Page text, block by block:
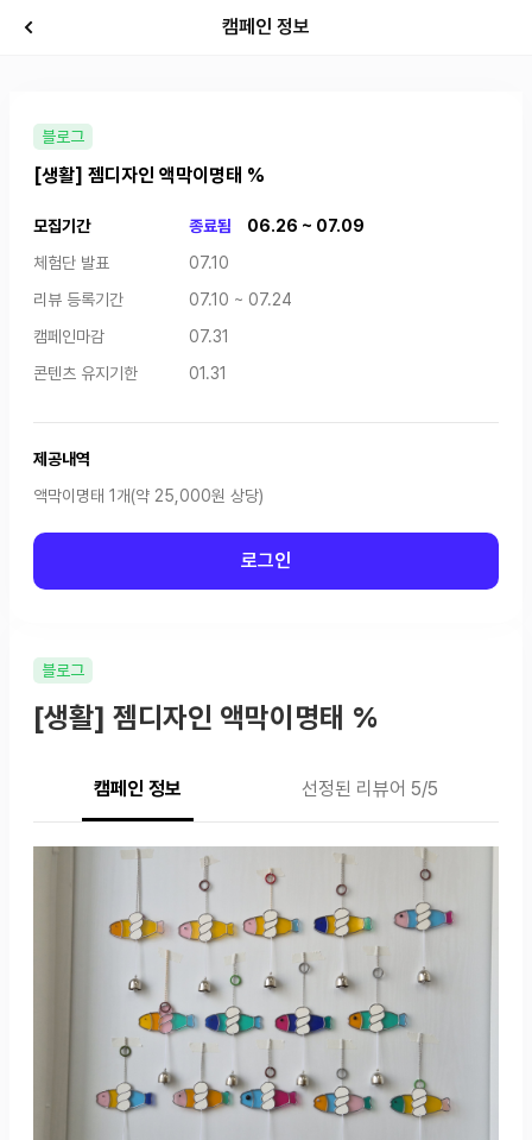
캠페인 정보
블로그
[생활] 젬디자인 액막이명태 %
캠페인 정보 선정된 리뷰어 5/5
블로그
[생활] 젬디자인 액막이명태 %
모집기간 종료됨
06.26 ~ 07.09
체험단 발표
07.10
리뷰 등록기간
07.10 ~ 07.24
캠페인마감
07.31
콘텐츠 유지기한
01.31
제공내역
액막이명태 1개(약 25,000원 상당)
로그인